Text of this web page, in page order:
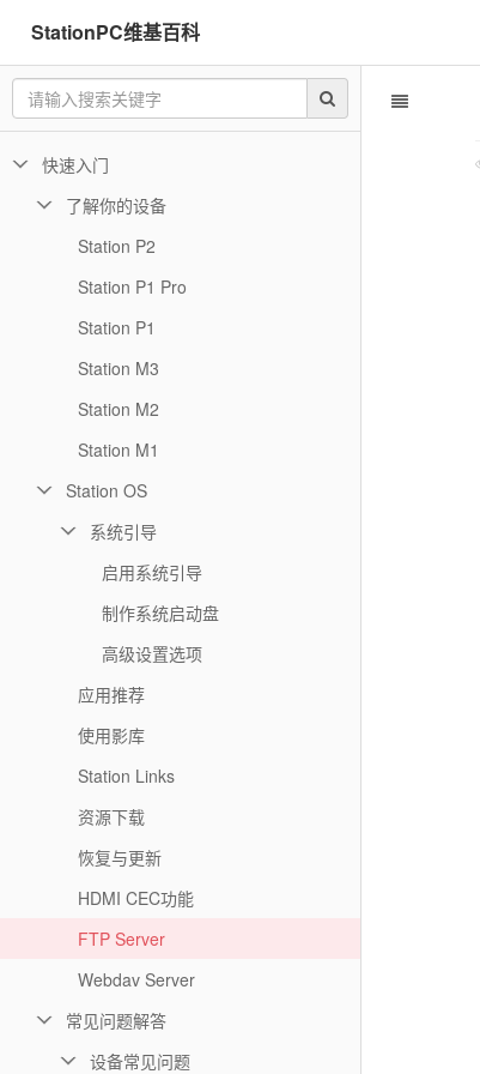
StationPC维基百科
快速入门
了解你的设备
Station P2
Station P1 Pro
Station P1
Station M3
Station M2
Station M1
Station OS
系统引导
启用系统引导
制作系统启动盘
高级设置选项
应用推荐
使用影库
Station Links
资源下载
恢复与更新
HDMI CEC功能
FTP Server
Webdav Server
常见问题解答
设备常见问题